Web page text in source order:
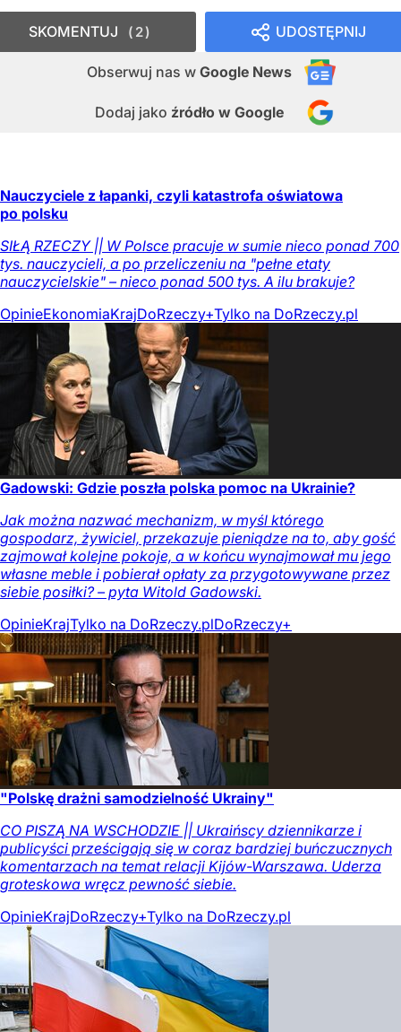
UDOSTĘPNIJ
Obserwuj nas w Google News
Dodaj jako źródło w Google
SKOMENTUJ 2
Nauczyciele z łapanki, czyli katastrofa oświatowa
po polsku
SIŁĄ RZECZY || W Polsce pracuje w sumie nieco ponad 700
tys. nauczycieli, a po przeliczeniu na "pełne etaty
nauczycielskie" – nieco ponad 500 tys. A ilu brakuje?
OpinieEkonomiaKrajDoRzeczy+Tylko na DoRzeczy.pl
Gadowski: Gdzie poszła polska pomoc na Ukrainie?
Jak można nazwać mechanizm, w myśl którego
gospodarz, żywiciel, przekazuje pieniądze na to, aby gość
zajmował kolejne pokoje, a w końcu wynajmował mu jego
własne meble i pobierał opłaty za przygotowywane przez
siebie posiłki? – pyta Witold Gadowski.
OpinieKrajTylko na DoRzeczy.plDoRzeczy+
"Polskę drażni samodzielność Ukrainy"
CO PISZĄ NA WSCHODZIE || Ukraińscy dziennikarze i
publicyści prześcigają się w coraz bardziej buńczucznych
komentarzach na temat relacji Kijów-Warszawa. Uderza
groteskowa wręcz pewność siebie.
OpinieKrajDoRzeczy+Tylko na DoRzeczy.pl